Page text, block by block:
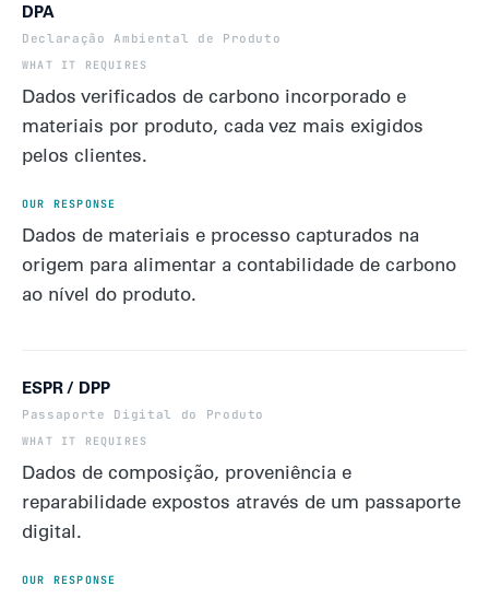
DPA
Declaração Ambiental de Produto
Dados verificados de carbono incorporado e
materiais por produto, cada vez mais exigidos
pelos clientes.
Dados de materiais e processo capturados na
origem para alimentar a contabilidade de carbono
ao nível do produto.
ESPR / DPP
Passaporte Digital do Produto
Dados de composição, proveniência e
reparabilidade expostos através de um passaporte
digital.